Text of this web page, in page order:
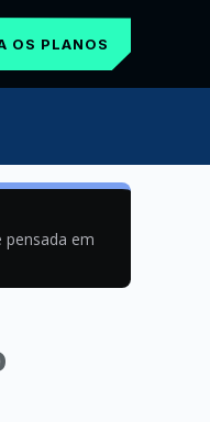
OS PLANOS
pensada em